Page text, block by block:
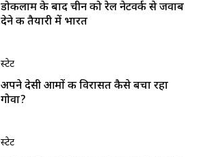
डोकलाम के बाद चीन को रेल नेटवर्क से जवाब
देने की तैयारी में भारत
स्टेट
अपने देसी आमों की विरासत कैसे बचा रहा
गोवा?
स्टेट